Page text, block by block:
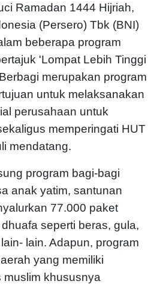
Ramadan 1444 Hijriah,
(Persero) Tbk (BNI)
beberapa program
'Lompat Lebih Tinggi
merupakan program
untuk melaksanakan
perusahaan untuk
memperingati HUT
mendatang.
program bagi-bagi
anak yatim, santunan
77.000 paket
seperti beras, gula,
lain. Adapun, program
yang memiliki
muslim khususnya